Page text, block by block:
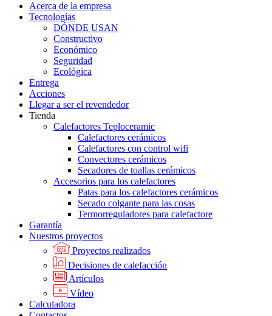
Acerca de la empresa
Tecnologías
DÓNDE USAN
Constructivo
Económico
Seguridad
Ecológica
Entrega
Acciones
Llegar a ser el revendedor
Tienda
Calefactores Teploceramic
Calefactores cerámicos
Calefactores con control wifi
Convectores cerámicos
Secadores de toallas cerámicos
Accesorios para los calefactores
Patas para los calefactores cerámicos
Secado colgante para las cosas
Termorreguladores para calefactore
Garantía
Nuestros proyectos
Proyectos realizados
Decisiones de calefacción
Artículos
Vídeo
Calculadora